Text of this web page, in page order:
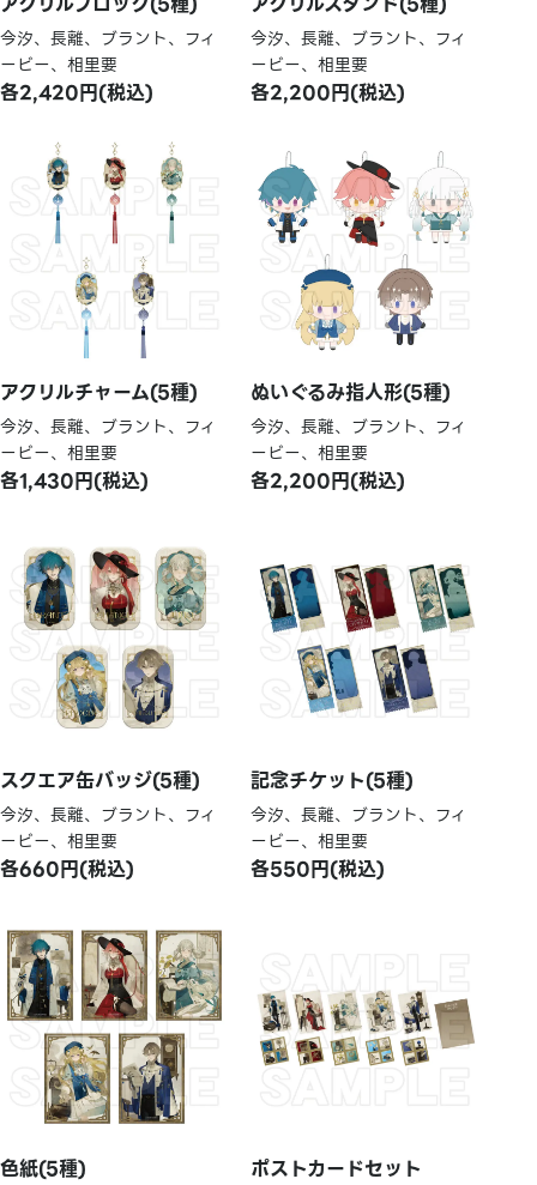
今汐、長離、ブラント、フィ
ービー、相里要
各2,420円(税込)
今汐、長離、ブラント、フィ
ービー、相里要
各2,200円(税込)
アクリルチャーム(5種)
今汐、長離、ブラント、フィ
ービー、相里要
各1,430円(税込)
ぬいぐるみ指人形(5種)
今汐、長離、ブラント、フィ
ービー、相里要
各2,200円(税込)
スクエア缶バッジ(5種)
今汐、長離、ブラント、フィ
ービー、相里要
各660円(税込)
記念チケット(5種)
今汐、長離、ブラント、フィ
ービー、相里要
各550円(税込)
色紙(5種)
ポストカードセット